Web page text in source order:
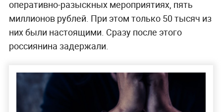
оперативно-разыскных мероприятиях, пять
миллионов рублей. При этом только 50 тысяч из
них были настоящими. Сразу после этого
россиянина задержали.